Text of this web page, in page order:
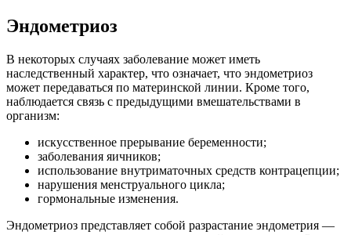
Эндометриоз
В некоторых случаях заболевание может иметь
наследственный характер, что означает, что эндометриоз
может передаваться по материнской линии. Кроме того,
наблюдается связь с предыдущими вмешательствами в
организм:
искусственное прерывание беременности;
заболевания яичников;
использование внутриматочных средств контрацепции;
нарушения менструального цикла;
гормональные изменения.
Эндометриоз представляет собой разрастание эндометрия —